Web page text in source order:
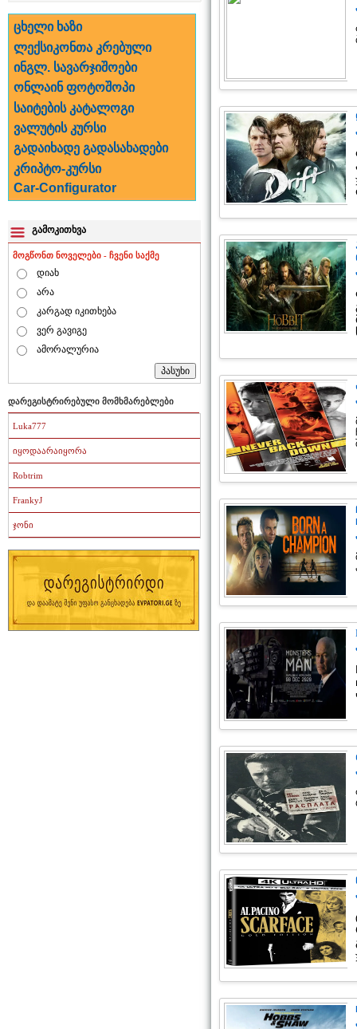
ცხელი ხაზი
ლექსიკონთა კრებული
ინგლ. სავარჯიშოები
ონლაინ ფოტოშოპი
საიტების კატალოგი
ვალუტის კურსი
გადაიხადე გადასახადები
კრიპტო-კურსი
Car-Configurator
გამოკითხვა
მოგწონთ ნოველები - ჩვენი საქმე
დიახ
არა
კარგად იკითხება
ვერ გავიგე
ამორალურია
დარეგისტრირებული მომხმარებლები
Luka777
იყოდაარაიყორა
Robtrim
FrankyJ
ჯონი